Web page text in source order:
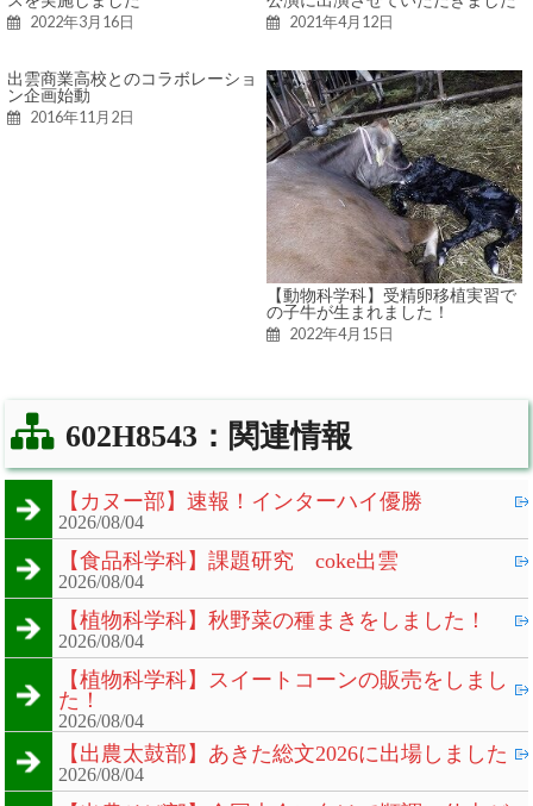
2022年3月16日 2021年4月12日
出雲商業高校とのコラボレーショ
ン企画始動
2016年11月2日
【動物科学科】受精卵移植実習で
の子牛が生まれました！
2022年4月15日
602H8543：関連情報
【カヌー部】速報！インターハイ優勝
2026/08/04
【食品科学科】課題研究 coke出雲
2026/08/04
【植物科学科】秋野菜の種まきをしました！
2026/08/04
【植物科学科】スイートコーンの販売をしまし
た！
2026/08/04
【出農太鼓部】あきた総文2026に出場しました
2026/08/04